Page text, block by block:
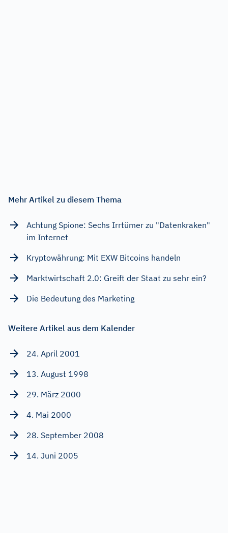
Mehr Artikel zu diesem Thema
Achtung Spione: Sechs Irrtümer zu "Datenkraken"
im Internet
Kryptowährung: Mit EXW Bitcoins handeln
Marktwirtschaft 2.0: Greift der Staat zu sehr ein?
Die Bedeutung des Marketing
Weitere Artikel aus dem Kalender
24. April 2001
13. August 1998
29. März 2000
4. Mai 2000
28. September 2008
14. Juni 2005